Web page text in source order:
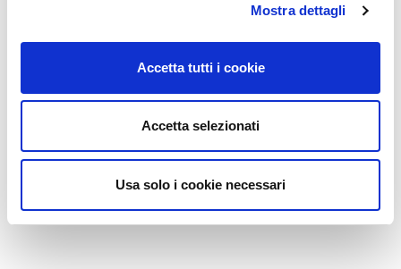
Mostra dettagli
Accetta tutti i cookie
Accetta selezionati
Usa solo i cookie necessari